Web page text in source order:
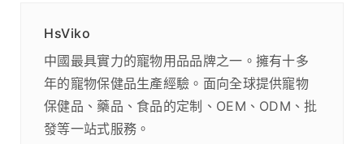
HsViko
中國最具實力的寵物用品品牌之一。擁有十多
年的寵物保健品生產經驗。面向全球提供寵物
保健品、藥品、食品的定制、OEM、ODM、批
發等一站式服務。